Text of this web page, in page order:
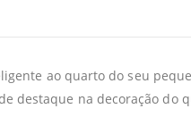
ao quarto do seu
destaque na decoração do